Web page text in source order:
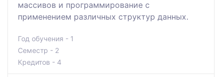
массивов и программирование с
применением различных структур данных.
Год обучения - 1
Семестр - 2
Кредитов - 4